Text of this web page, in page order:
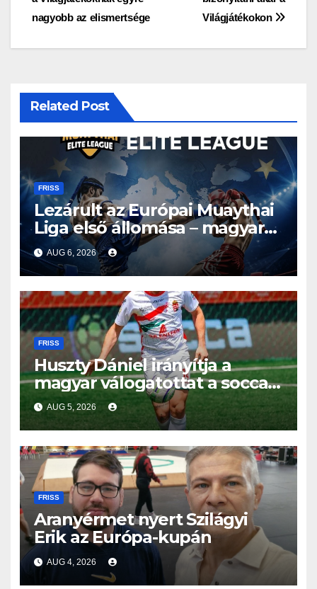
navigáció
Világjátékokon
nagyobb az elismertsége
Related Post
FRISS
Lezárult az Európai Muaythai
Liga első állomása – magyar
részvétellel debütált az új
sorozat
AUG 6, 2026
FRISS
Huszty Dániel irányítja a
magyar válogatottat a socca-
világbajnokságon
AUG 5, 2026
FRISS
Aranyérmet nyert Szilágyi
Erik az Európa-kupán
AUG 4, 2026